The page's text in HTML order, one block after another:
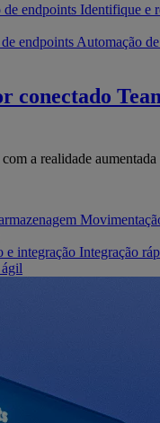
endpoints Identifique e
endpoints Automação
conectado
a realidade
e integração Integração